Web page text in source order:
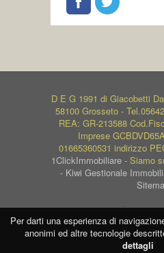
D E G 1991 di Giacobetti
58100 Grosseto -
REA: GR-213588
Imprese
01665360531 indirizzo
1ClickImmobiliare- Siamo
- Kiwi Gestionale
Per darti una esperienza di
anonimi ed altre tecnologie
dettagli